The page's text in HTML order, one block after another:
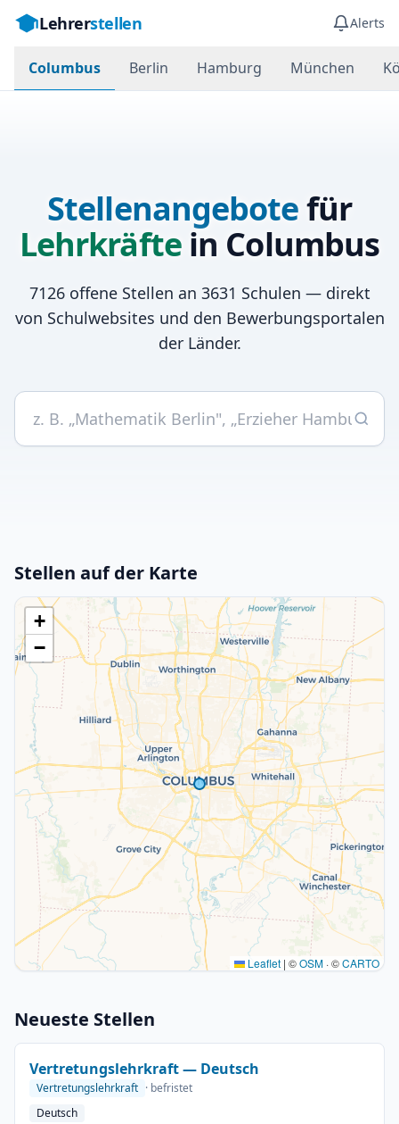
Lehrerstellen Alerts
Columbus Berlin Hamburg München
Stellenangebotefür
Lehrkräfte in Columbus
7126offene Stellen an 3631 Schulen — direkt
von Schulwebsites und den Bewerbungsportalen
der Länder.
Stellen auf der Karte
+
−
Leaflet | ©OSM · ©CARTO
Neueste Stellen
Vertretungslehrkraft — Deutsch
Vertretungslehrkraft · befristet
Deutsch